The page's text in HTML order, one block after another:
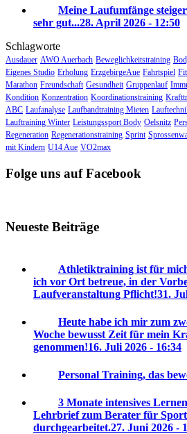
Meine Laufumfänge
sehr gut...28. April 2026 - 12:50
Schlagworte
Ausdauer AWO Auerbach Beweglichkeitstraining
Eigenes Studio Erholung ErzgebirgeAue Fahrtspiel
Marathon Freundschaft Gesundheit Gruppenlauf
Kondition Konzentration Koordinationstraining
ABC Laufanalyse Laufbandtraining Mieten
Lauftraining Winter Leistungssport Body Oelsnitz
Regeneration Regenerationstraining Sprint
mit Kindern U14 Aue VO2max
Folge uns auf Facebook
Neueste Beiträge
Athletiktraining ist für
ich vor Ort betreue, in der
Laufveranstaltung Pflicht!31.
Heute habe ich mir zum
Woche bewusst Zeit für mein
genommen!16. Juli 2026 - 16:34
Personal Training, das
3 Monate intensives
Lehrbrief zum Berater für
durchgearbeitet.27. Juni 2026 -